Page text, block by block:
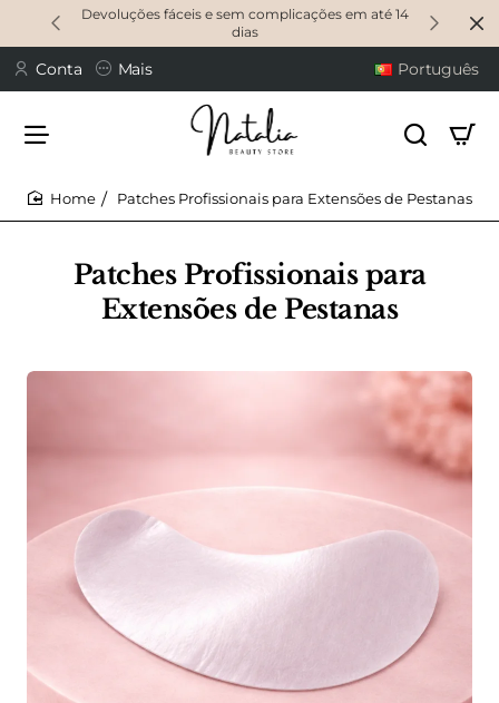
Devoluções fáceis e sem complicações em até 14
dias
Conta Mais Português
Patches Profissionais para
Extensões de Pestanas
Patches Profissionais para Extensões de Pestanas